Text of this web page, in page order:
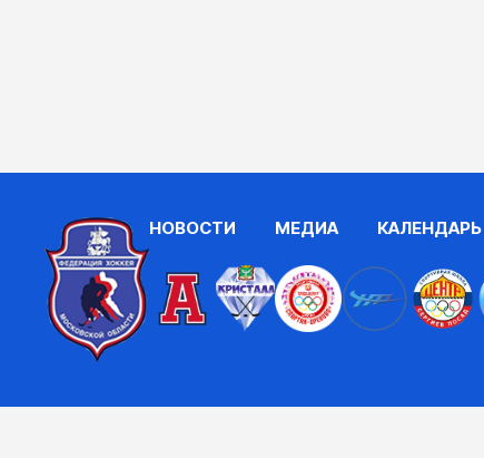
НОВОСТИ МЕДИА КАЛЕНДАРЬ